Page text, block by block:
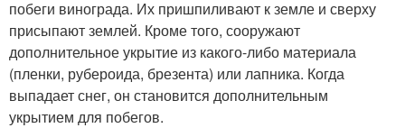
побеги винограда. Их пришпиливают к земле и сверху
присыпают землей. Кроме того, сооружают
дополнительное укрытие из какого-либо материала
(пленки, рубероида, брезента) или лапника. Когда
выпадает снег, он становится дополнительным
укрытием для побегов.